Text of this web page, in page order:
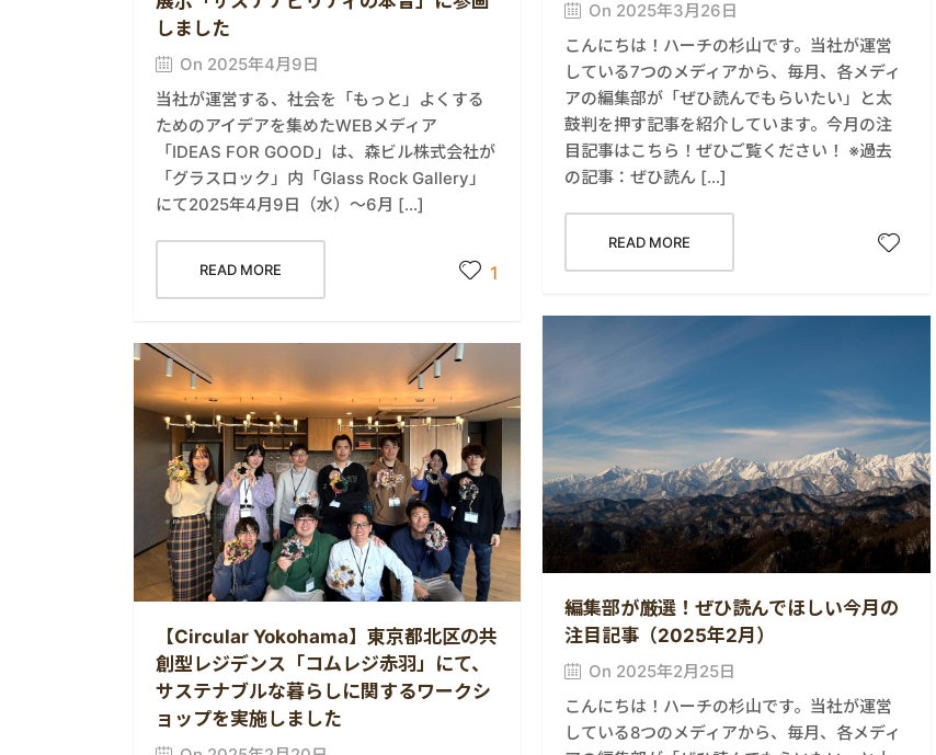
しました
On 2025年4月9日
当社が運営する、社会を「もっと」よくする
ためのアイデアを集めたWEBメディア
「IDEAS FOR GOOD」は、森ビル株式会社が
「グラスロック」内「Glass Rock Gallery」
にて2025年4月9日（水）〜6月 […]
READ MORE 1
On 2025年3月26日
こんにちは！ハーチの杉山です。当社が運営
している7つのメディアから、毎月、各メディ
アの編集部が「ぜひ読んでもらいたい」と太
鼓判を押す記事を紹介しています。今月の注
目記事はこちら！ぜひご覧ください！ ※過去
の記事：ぜひ読ん […]
READ MORE
編集部が厳選！ぜひ読んでほしい今月の
注目記事（2025年2月）
On 2025年2月25日
こんにちは！ハーチの杉山です。当社が運営
している8つのメディアから、毎月、各メディ
【Circular Yokohama】東京都北区の共
創型レジデンス「コムレジ赤羽」にて、
サステナブルな暮らしに関するワークシ
ョップを実施しました